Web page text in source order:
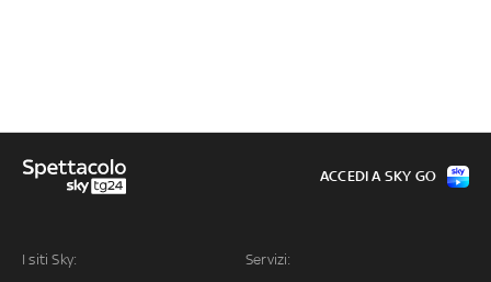
I siti Sky: Servizi:
ACCEDI A SKY GO